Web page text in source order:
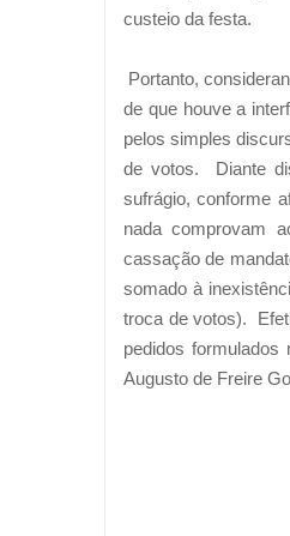
custeio da festa.
Portanto,
de que houve a
pelos simples
de votos.
Diante
sufrágio, conforme
nada comprovam
cassação de
somado à
troca de votos).
pedidos
Augusto de Freire